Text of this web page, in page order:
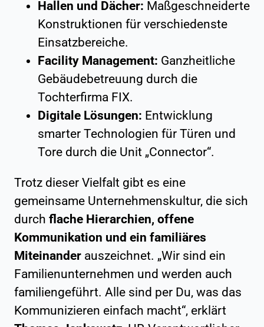
Hallen und Dächer: Maßgeschneiderte
Konstruktionen für verschiedenste
Einsatzbereiche.
Facility Management: Ganzheitliche
Gebäudebetreuung durch die
Tochterfirma FIX.
Digitale Lösungen: Entwicklung
smarter Technologien für Türen und
Tore durch die Unit „Connector“.
Trotz dieser Vielfalt gibt es eine
gemeinsame Unternehmenskultur, die sich
durch flache Hierarchien, offene
Kommunikation und ein familiäres
Miteinander auszeichnet. „Wir sind ein
Familienunternehmen und werden auch
familiengeführt. Alle sind per Du, was das
Kommunizieren einfach macht“, erklärt